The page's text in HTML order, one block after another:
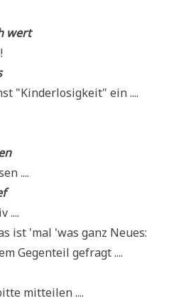
wert
"Kin­der­lo­sig­keit" ein ....
....
....
ist 'mal 'was ganz Neu­es:
Gegen­teil gefragt ....
mitteilen ....